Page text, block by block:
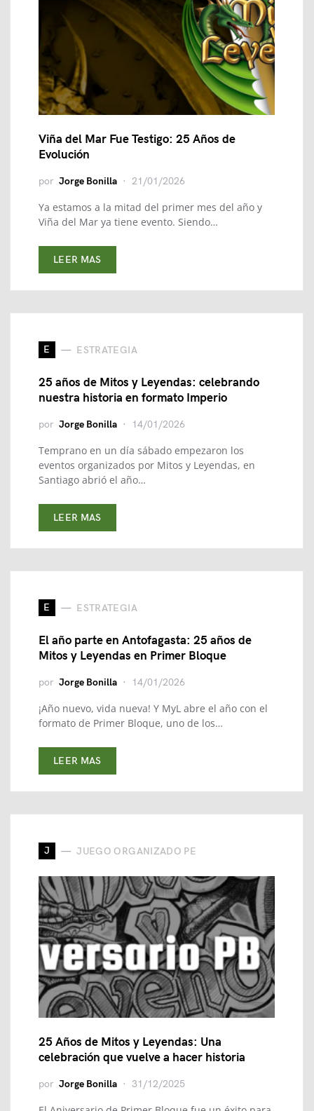
Viña del Mar Fue Testigo: 25 Años de
Evolución
por Jorge Bonilla 21/01/2026
Ya estamos a la mitad del primer mes del año y
Viña del Mar ya tiene evento. Siendo…
LEER MAS
E ESTRATEGIA
25 años de Mitos y Leyendas: celebrando
nuestra historia en formato Imperio
por Jorge Bonilla 14/01/2026
Temprano en un día sábado empezaron los
eventos organizados por Mitos y Leyendas, en
Santiago abrió el año…
LEER MAS
E ESTRATEGIA
El año parte en Antofagasta: 25 años de
Mitos y Leyendas en Primer Bloque
por Jorge Bonilla 14/01/2026
¡Año nuevo, vida nueva! Y MyL abre el año con el
formato de Primer Bloque, uno de los…
LEER MAS
J JUEGO ORGANIZADO PE
25 Años de Mitos y Leyendas: Una
celebración que vuelve a hacer historia
por Jorge Bonilla 31/12/2025